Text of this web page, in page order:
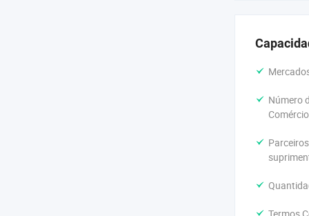
- Estilo de
-Estilo
- diversas
Número